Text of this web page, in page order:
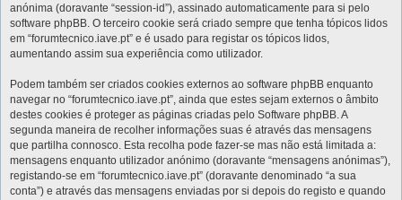
anónima (doravante “session-id”), assinado automaticamente para si pelo
software phpBB. O terceiro cookie será criado sempre que tenha tópicos lidos
em “forumtecnico.iave.pt” e é usado para registar os tópicos lidos,
aumentando assim sua experiência como utilizador.
Podem também ser criados cookies externos ao software phpBB enquanto
navegar no “forumtecnico.iave.pt”, ainda que estes sejam externos o âmbito
destes cookies é proteger as páginas criadas pelo Software phpBB. A
segunda maneira de recolher informações suas é através das mensagens
que partilha connosco. Esta recolha pode fazer-se mas não está limitada a:
mensagens enquanto utilizador anónimo (doravante “mensagens anónimas”),
registando-se em “forumtecnico.iave.pt” (doravante denominado “a sua
conta”) e através das mensagens enviadas por si depois do registo e quando